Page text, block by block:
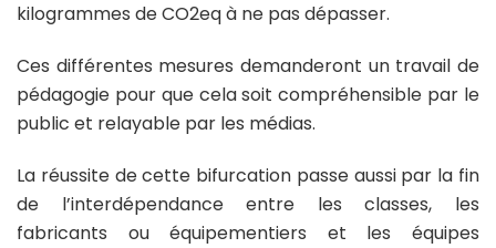
kilogrammes de CO2eq à ne pas dépasser.
Ces différentes mesures demanderont un travail de
pédagogie pour que cela soit compréhensible par le
public et relayable par les médias.
La réussite de cette bifurcation passe aussi par la fin
de l’interdépendance entre les classes, les
fabricants ou équipementiers et les équipes